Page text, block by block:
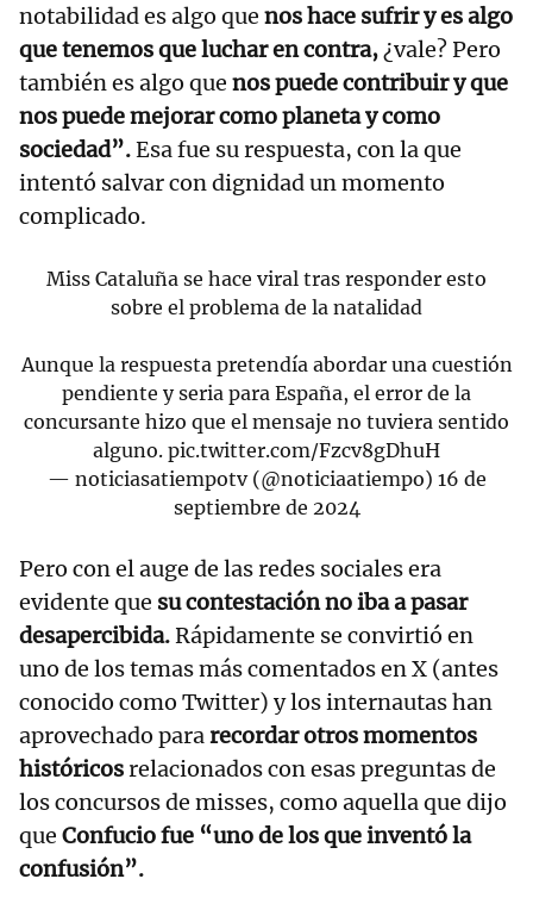
notabilidad es algo que nos hace sufrir y es algo
que tenemos que luchar en contra,¿vale? Pero
también es algo que nos puede contribuir y que
nos puede mejorar como planeta y como
sociedad”.Esa fue su respuesta, con la que
intentó salvar con dignidad un momento
complicado.
Miss Cataluña se hace viral tras responder esto
sobre el problema de la natalidad
Aunque la respuesta pretendía abordar una cuestión
pendiente y seria para España, el error de la
concursante hizo que el mensaje no tuviera sentido
alguno. pic.twitter.com/Fzcv8gDhuH
— noticiasatiempotv (@noticiaatiempo) 16 de
septiembre de 2024
Pero con el auge de las redes sociales era
evidente que su contestación no iba a pasar
desapercibida.Rápidamente se convirtió en
uno de los temas más comentados en X (antes
conocido como Twitter) y los internautas han
aprovechado pararecordar otros momentos
históricosrelacionados con esas preguntas de
los concursos de misses, como aquella que dijo
que Confucio fue “uno de los que inventó la
confusión”.